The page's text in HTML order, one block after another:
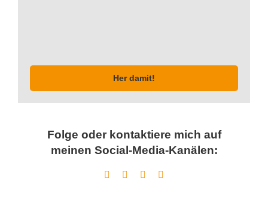
Her damit!
Folge oder kontaktiere mich auf
meinen Social-Media-Kanälen: